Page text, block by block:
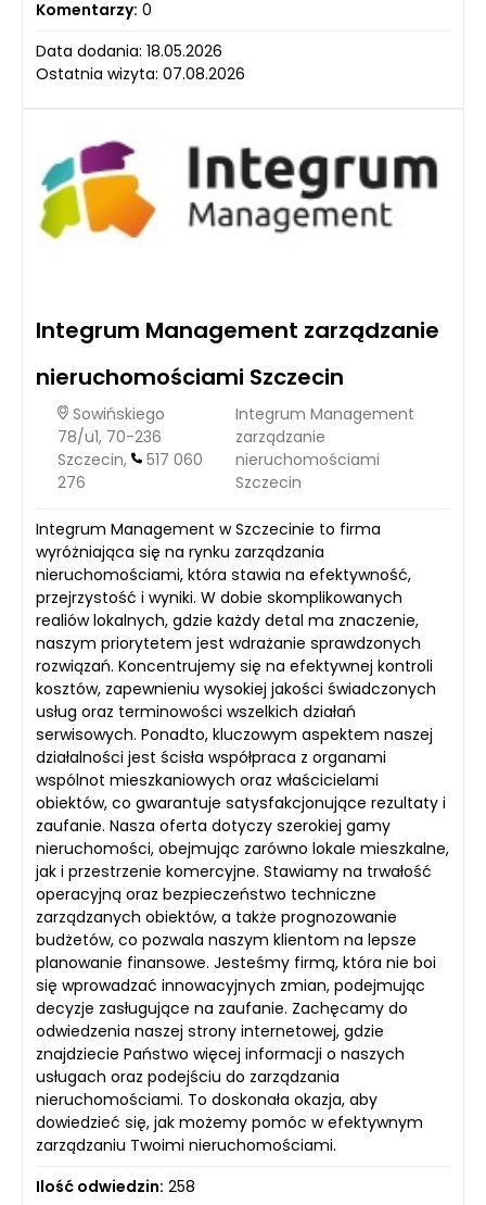
Komentarzy: 0
Data dodania: 18.05.2026
Ostatnia wizyta: 07.08.2026
Integrum Management zarządzanie
nieruchomościami Szczecin
Sowińskiego
78/u1, 70-236
Szczecin,
517 060
276
Integrum Management
zarządzanie
nieruchomościami
Szczecin
Integrum Management w Szczecinie to firma
wyróżniająca się na rynku zarządzania
nieruchomościami, która stawia na efektywność,
przejrzystość i wyniki. W dobie skomplikowanych
realiów lokalnych, gdzie każdy detal ma znaczenie,
naszym priorytetem jest wdrażanie sprawdzonych
rozwiązań. Koncentrujemy się na efektywnej kontroli
kosztów, zapewnieniu wysokiej jakości świadczonych
usług oraz terminowości wszelkich działań
serwisowych. Ponadto, kluczowym aspektem naszej
działalności jest ścisła współpraca z organami
wspólnot mieszkaniowych oraz właścicielami
obiektów, co gwarantuje satysfakcjonujące rezultaty i
zaufanie. Nasza oferta dotyczy szerokiej gamy
nieruchomości, obejmując zarówno lokale mieszkalne,
jak i przestrzenie komercyjne. Stawiamy na trwałość
operacyjną oraz bezpieczeństwo techniczne
zarządzanych obiektów, a także prognozowanie
budżetów, co pozwala naszym klientom na lepsze
planowanie finansowe. Jesteśmy firmą, która nie boi
się wprowadzać innowacyjnych zmian, podejmując
decyzje zasługujące na zaufanie. Zachęcamy do
odwiedzenia naszej strony internetowej, gdzie
znajdziecie Państwo więcej informacji o naszych
usługach oraz podejściu do zarządzania
nieruchomościami. To doskonała okazja, aby
dowiedzieć się, jak możemy pomóc w efektywnym
zarządzaniu Twoimi nieruchomościami.
Ilość odwiedzin: 258